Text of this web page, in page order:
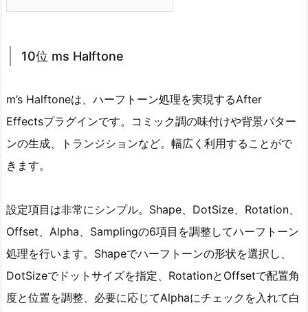
10位 ms Halftone
m’s Halftoneは、ハーフトーン処理を実現するAfter
Effectsプラグインです。コミック調の味付けや背景パター
ンの生成、トランジションなど。幅広く利用することがで
きます。
設定項目は非常にシンプル。Shape、DotSize、Rotation、
Offset、Alpha、Samplingの6項目を調整してハーフトーン
処理を行います。Shapeでハーフトーンの形状を選択し、
DotSizeでドットサイズを指定、RotationとOffsetで配置角
度と位置を調整、必要に応じてAlphaにチェックを入れて白